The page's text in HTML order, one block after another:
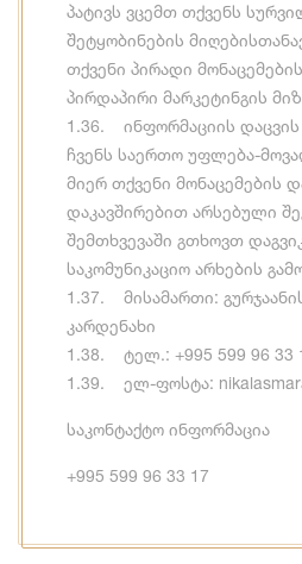
პატივს ვცემთ თქვენს
შეტყობინების
თქვენი პირადი
პირდაპირი მარკეტინგის
1.36. ინფორმაციის
ჩვენს საერთო უფლება-
მიერ თქვენი მონაცემების
დაკავშირებით არსებული
შემთხვევაში გთხოვთ
საკომუნიკაციო არხების
1.37. მისამართი:
კარდენახი
1.38. ტელ.: +995 599 96 33
1.39. ელ-ფოსტა:
საკონტაქტო ინფორმაცია
+995 599 96 33 17